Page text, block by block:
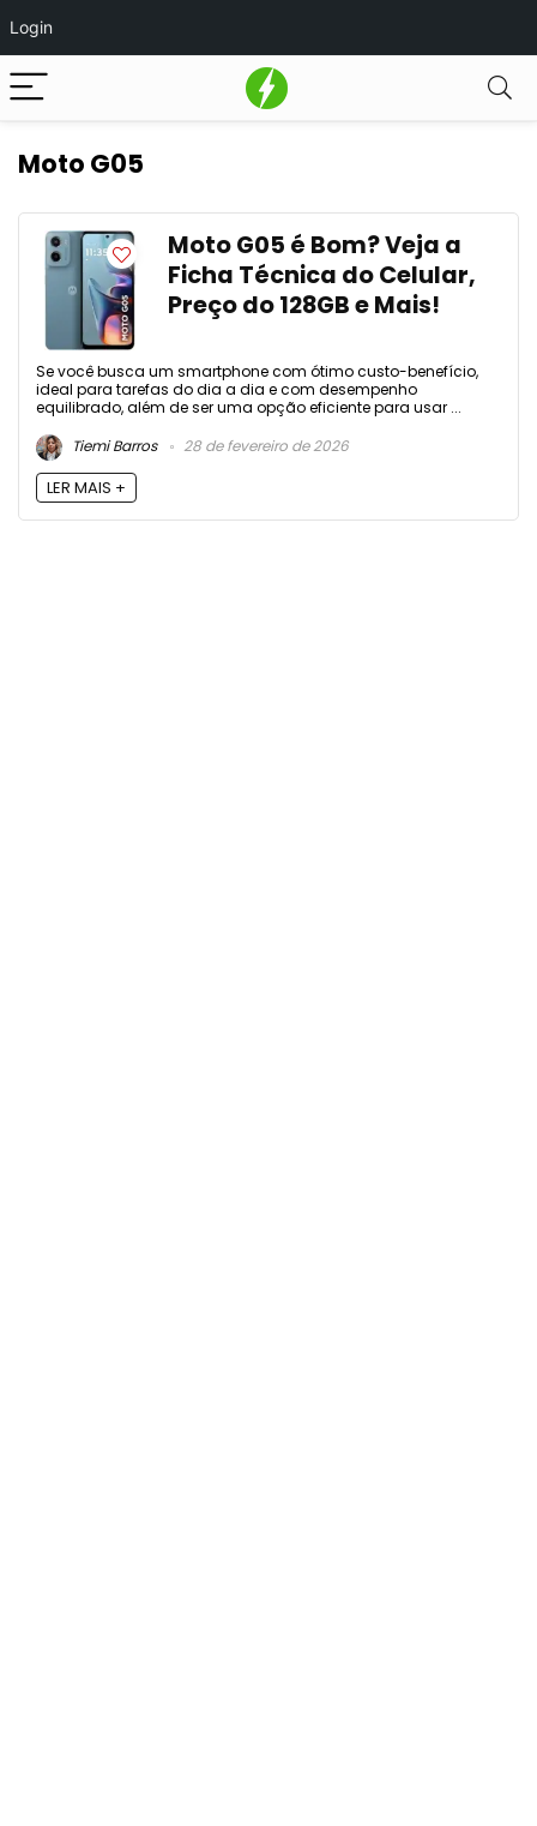
Login
Moto G05
Moto G05 é Bom? Veja a
Ficha Técnica do Celular,
Preço do 128GB e Mais!
Se você busca um smartphone com ótimo custo-benefício,
ideal para tarefas do dia a dia e com desempenho
equilibrado, além de ser uma opção eficiente para usar ...
Tiemi Barros
28 de fevereiro de 2026
LER MAIS +